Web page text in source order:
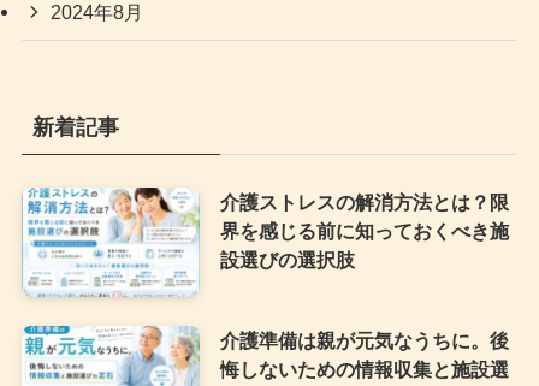
2024年8月
新着記事
介護ストレスの解消方法とは？限
界を感じる前に知っておくべき施
設選びの選択肢
介護準備は親が元気なうちに。後
悔しないための情報収集と施設選